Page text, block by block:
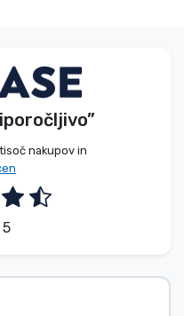
nakupov in